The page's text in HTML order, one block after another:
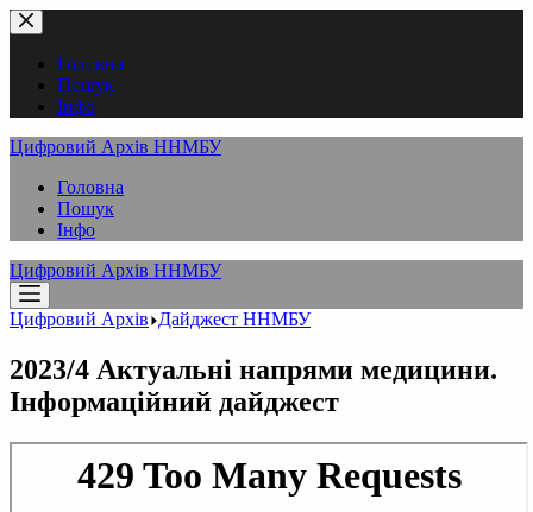
Перейти
до
вмістуГоловна
Пошук
Інфо
Цифровий Архів ННМБУ
Головна
Пошук
Інфо
Цифровий Архів ННМБУ
Цифровий Архів Дайджест ННМБУ
2023/4 Актуальні напрями медицини.
Інформаційний дайджест